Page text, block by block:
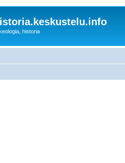
historia